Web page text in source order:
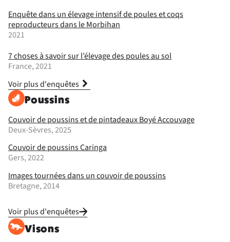
Enquête dans un élevage intensif de poules et coqs
reproducteurs dans le Morbihan
2021
7 choses à savoir sur l’élevage des poules au sol
France, 2021
Voir plus d'enquêtes
Poussins
Couvoir de poussins et de pintadeaux Boyé Accouvage
Deux-Sèvres, 2025
Couvoir de poussins Caringa
Gers, 2022
Images tournées dans un couvoir de poussins
Bretagne, 2014
Voir plus d'enquêtes
Visons